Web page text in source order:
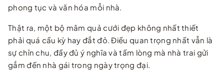
phong tục và văn hóa mỗi nhà.
Thật ra, một bộ mâm quả cưới đẹp không nhất thiết
phải quá cầu kỳ hay đắt đỏ. Điều quan trọng nhất vẫn là
sự chỉn chu, đầy đủ ý nghĩa và tấm lòng mà nhà trai gửi
gắm đến nhà gái trong ngày trọng đại.